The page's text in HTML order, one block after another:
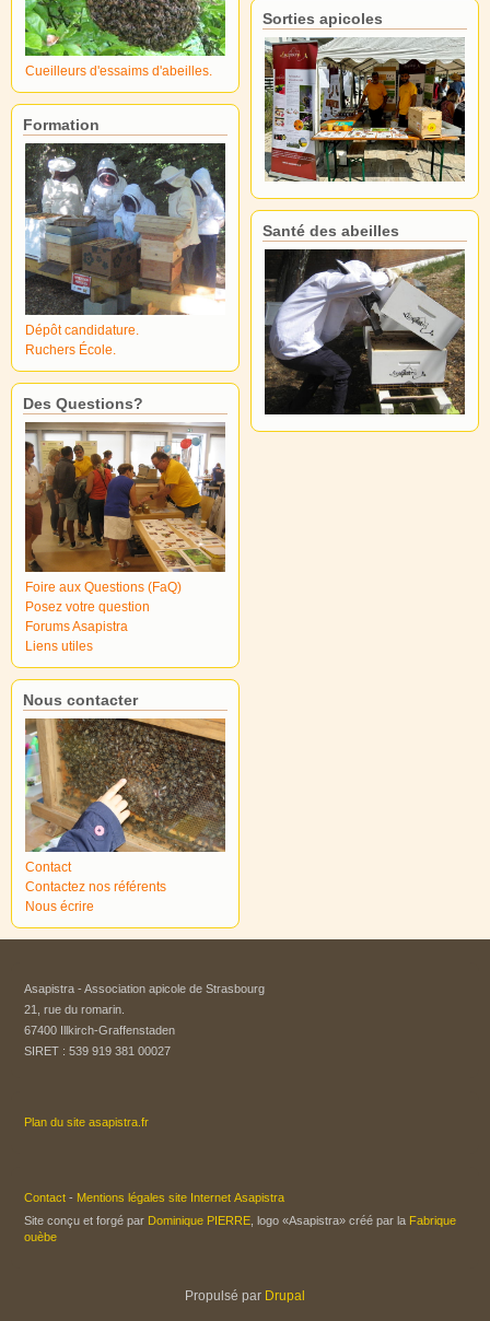
Cueilleurs d'essaims d'abeilles.
Formation
Dépôt candidature.
Ruchers École.
Des Questions?
Foire aux Questions (FaQ)
Posez votre question
Forums Asapistra
Liens utiles
Nous contacter
Contact
Contactez nos référents
Nous écrire
Sorties apicoles
Santé des abeilles
Asapistra - Association apicole de Strasbourg​
21, rue du romarin.
67400 Illkirch-Graffenstaden
SIRET : 539 919 381 00027
Plan du site asapistra.fr
Contact - Mentions légales site Internet Asapistra
Site conçu et forgé par Dominique PIERRE , logo «Asapistra» créé par la Fabrique
ouèbe
Propulsé par Drupal